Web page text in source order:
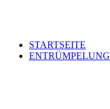
STARTSEITE
ENTRÜMPELUNG